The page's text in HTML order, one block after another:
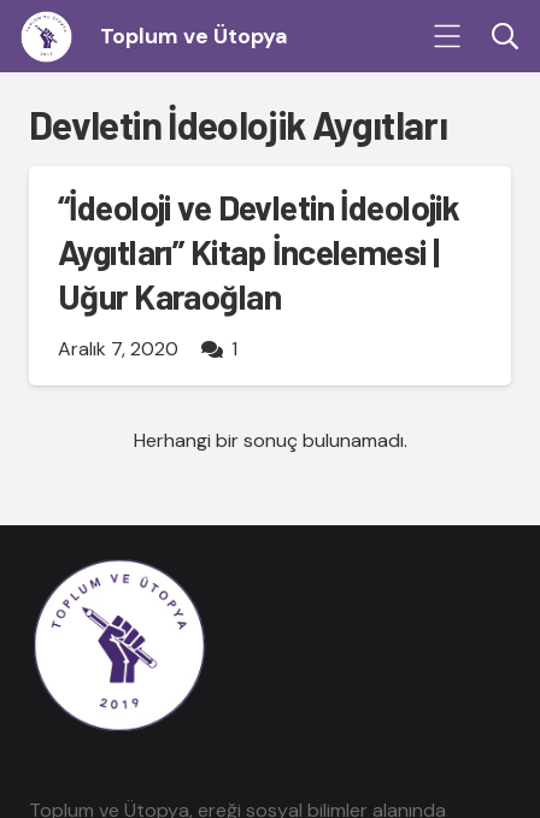
Toplum ve Ütopya
Devletin İdeolojik Aygıtları
“İdeoloji ve Devletin İdeolojik
Aygıtları” Kitap İncelemesi |
Uğur Karaoğlan
Aralık 7, 2020 1Yorum
Herhangi bir sonuç bulunamadı.
Toplum ve Ütopya, ereği sosyal bilimler alanında